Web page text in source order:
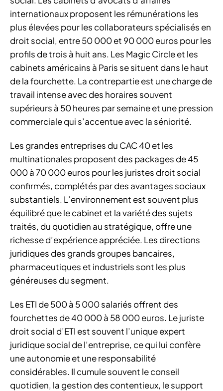
internationaux proposent les rémunérations les
plus élevées pour les collaborateurs spécialisés en
droit social, entre 50 000 et 90 000 euros pour les
profils de trois à huit ans. Les Magic Circle et les
cabinets américains à Paris se situent dans le haut
de la fourchette. La contrepartie est une charge de
travail intense avec des horaires souvent
supérieurs à 50 heures par semaine et une pression
commerciale qui s’accentue avec la séniorité.
Les grandes entreprises du CAC 40 et les
multinationales proposent des packages de 45
000 à 70 000 euros pour les juristes droit social
confirmés, complétés par des avantages sociaux
substantiels. L’environnement est souvent plus
équilibré que le cabinet et la variété des sujets
traités, du quotidien au stratégique, offre une
richesse d’expérience appréciée. Les directions
juridiques des grands groupes bancaires,
pharmaceutiques et industriels sont les plus
généreuses du segment.
Les ETI de 500 à 5 000 salariés offrent des
fourchettes de 40 000 à 58 000 euros. Le juriste
droit social d’ETI est souvent l’unique expert
juridique social de l’entreprise, ce qui lui confère
une autonomie et une responsabilité
considérables. Il cumule souvent le conseil
quotidien, la gestion des contentieux, le support